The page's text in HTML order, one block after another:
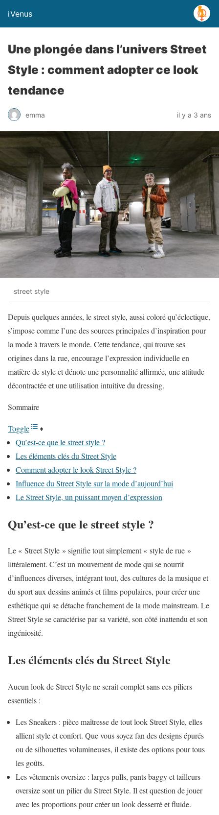
iVenus
Une plongée dans l’univers Street
Style : comment adopter ce look
tendance
emma il y a 3 ans
street style
Depuis quelques années, le street style, aussi coloré qu’éclectique,
s’impose comme l’une des sources principales d’inspiration pour
la mode à travers le monde. Cette tendance, qui trouve ses
origines dans la rue, encourage l’expression individuelle en
matière de style et dénote une personnalité affirmée, une attitude
décontractée et une utilisation intuitive du dressing.
Sommaire
Toggle
Qu’est-ce que le street style ?
Les éléments clés du Street Style
Comment adopter le look Street Style ?
Influence du Street Style sur la mode d’aujourd’hui
Le Street Style, un puissant moyen d’expression
Qu’est-ce que le street style ?
Le « Street Style » signifie tout simplement « style de rue »
littéralement. C’est un mouvement de mode qui se nourrit
d’influences diverses, intégrant tout, des cultures de la musique et
du sport aux dessins animés et films populaires, pour créer une
esthétique qui se détache franchement de la mode mainstream. Le
Street Style se caractérise par sa variété, son côté inattendu et son
ingéniosité.
Les éléments clés du Street Style
Aucun look de Street Style ne serait complet sans ces piliers
essentiels :
Les Sneakers : pièce maîtresse de tout look Street Style, elles
allient style et confort. Que vous soyez fan des designs épurés
ou de silhouettes volumineuses, il existe des options pour tous
les goûts.
Les vêtements oversize : larges pulls, pants baggy et tailleurs
oversize sont un pilier du Street Style. Il est question de jouer
avec les proportions pour créer un look desserré et fluide.